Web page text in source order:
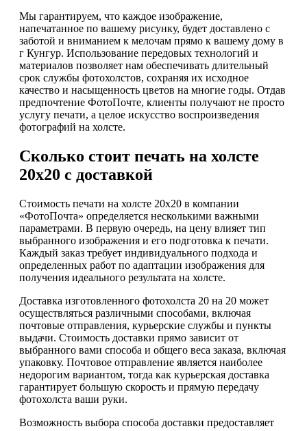
Мы гарантируем, что каждое изображение,
напечатанное по вашему рисунку, будет доставлено с
заботой и вниманием к мелочам прямо к вашему дому в
г Кунгур. Использование передовых технологий и
материалов позволяет нам обеспечивать длительный
срок службы фотохолстов, сохраняя их исходное
качество и насыщенность цветов на многие годы. Отдав
предпочтение ФотоПочте, клиенты получают не просто
услугу печати, а целое искусство воспроизведения
фотографий на холсте.
Сколько стоит печать на холсте
20х20 с доставкой
Стоимость печати на холсте 20х20 в компании
«ФотоПочта» определяется несколькими важными
параметрами. В первую очередь, на цену влияет тип
выбранного изображения и его подготовка к печати.
Каждый заказ требует индивидуального подхода и
определенных работ по адаптации изображения для
получения идеального результата на холсте.
Доставка изготовленного фотохолста 20 на 20 может
осуществляться различными способами, включая
почтовые отправления, курьерские службы и пункты
выдачи. Стоимость доставки прямо зависит от
выбранного вами способа и общего веса заказа, включая
упаковку. Почтовое отправление является наиболее
недорогим вариантом, тогда как курьерская доставка
гарантирует большую скорость и прямую передачу
фотохолста ваши руки.
Возможность выбора способа доставки предоставляет